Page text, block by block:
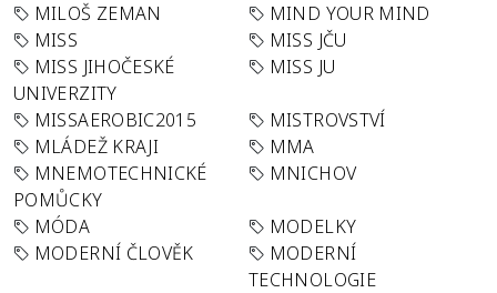
MILOŠ ZEMAN
MIND YOUR MIND
MISS
MISS JČU
MISS JIHOČESKÉ
UNIVERZITY
MISS JU
MISSAEROBIC2015
MISTROVSTVÍ
MLÁDEŽ KRAJI
MMA
MNEMOTECHNICKÉ
POMŮCKY
MNICHOV
MÓDA
MODELKY
MODERNÍ ČLOVĚK
MODERNÍ
TECHNOLOGIE